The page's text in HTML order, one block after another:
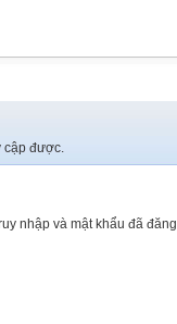
cập được.
nhập và mật khẩu đã đăng